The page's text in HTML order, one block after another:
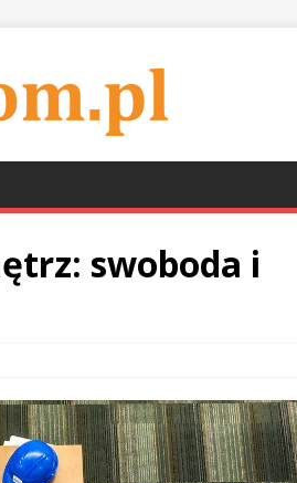
swoboda i